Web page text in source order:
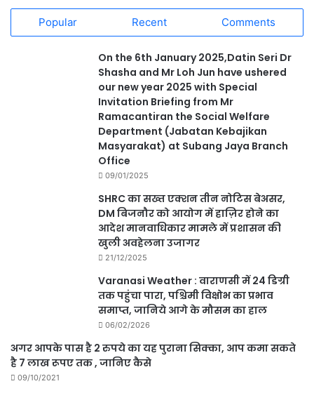
Popular Recent Comments
On the 6th January 2025,Datin Seri Dr
Shasha and Mr Loh Jun have ushered
our new year 2025 with Special
Invitation Briefing from Mr
Ramacantiran the Social Welfare
Department (Jabatan Kebajikan
Masyarakat) at Subang Jaya Branch
Office
09/01/2025
SHRC का सख्त एक्शन तीन नोटिस बेअसर,
DM बिजनौर को आयोग में हाज़िर होने का
आदेश मानवाधिकार मामले में प्रशासन की
खुली अवहेलना उजागर
21/12/2025
Varanasi Weather : वाराणसी में 24 डिग्री
तक पहुंचा पारा, पश्चिमी विक्षोभ का प्रभाव
समाप्त, जानिये आगे के मौसम का हाल
06/02/2026
अगर आपके पास है 2 रुपये का यह पुराना सिक्का, आप कमा सकते
है 7 लाख रूपए तक , जानिए कैसे
09/10/2021